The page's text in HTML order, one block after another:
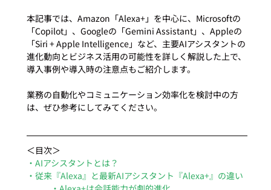
本記事では、Amazon「Alexa+」を中心に、Microsoftの
「Copilot」、Googleの「Gemini Assistant」、Appleの
「Siri + Apple Intelligence」など、主要AIアシスタントの
進化動向とビジネス活用の可能性を詳しく解説した上で、
導入事例や導入時の注意点もご紹介します。
業務の自動化やコミュニケーション効率化を検討中の方
は、ぜひ参考にしてみてください。
＜目次＞
・AIアシスタントとは？
・従来『Alexa』と最新AIアシスタント『Alexa+』の違い